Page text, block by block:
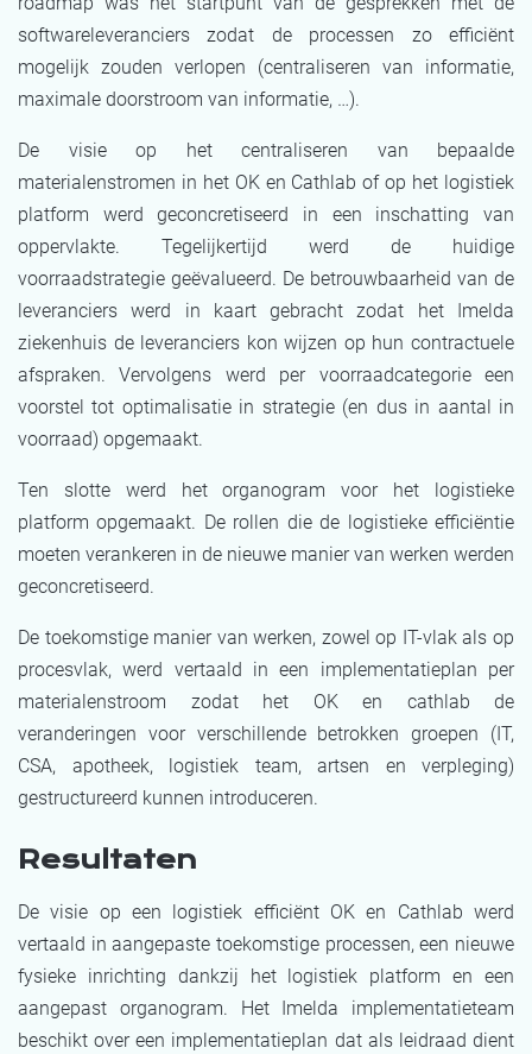
softwareleveranciers zodat de processen zo efficiënt
mogelijk zouden verlopen (centraliseren van informatie,
maximale doorstroom van informatie, …).
De visie op het centraliseren van bepaalde
materialenstromen in het OK en Cathlab of op het logistiek
platform werd geconcretiseerd in een inschatting van
oppervlakte. Tegelijkertijd werd de huidige
voorraadstrategie geëvalueerd. De betrouwbaarheid van de
leveranciers werd in kaart gebracht zodat het Imelda
ziekenhuis de leveranciers kon wijzen op hun contractuele
afspraken. Vervolgens werd per voorraadcategorie een
voorstel tot optimalisatie in strategie (en dus in aantal in
voorraad) opgemaakt.
Ten slotte werd het organogram voor het logistieke
platform opgemaakt. De rollen die de logistieke efficiëntie
moeten verankeren in de nieuwe manier van werken werden
geconcretiseerd.
De toekomstige manier van werken, zowel op IT-vlak als op
procesvlak, werd vertaald in een implementatieplan per
materialenstroom zodat het OK en cathlab de
veranderingen voor verschillende betrokken groepen (IT,
CSA, apotheek, logistiek team, artsen en verpleging)
gestructureerd kunnen introduceren.
Resultaten
De visie op een logistiek efficiënt OK en Cathlab werd
vertaald in aangepaste toekomstige processen, een nieuwe
fysieke inrichting dankzij het logistiek platform en een
aangepast organogram. Het Imelda implementatieteam
beschikt over een implementatieplan dat als leidraad dient